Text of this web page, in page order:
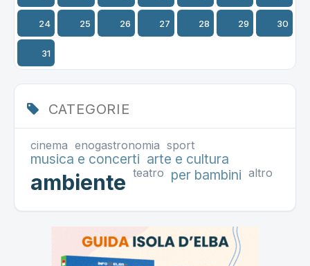
24 25 26 27 28 29 30
31
CATEGORIE
cinema enogastronomia sport
musica e concerti arte e cultura
ambiente teatro per bambini altro